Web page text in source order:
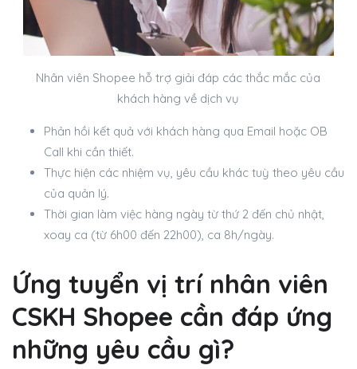
Nhân viên Shopee hỗ trợ giải đáp các thắc mắc của
khách hàng về dịch vụ
Phản hồi kết quả với khách hàng qua Email hoặc OB
Call khi cần thiết.
Thực hiện các nhiệm vụ, yêu cầu khác tuỳ theo yêu cầu
của quản lý.
Thời gian làm việc hàng ngày từ thứ 2 đến chủ nhật,
xoay ca (từ 6h00 đến 22h00), ca 8h/ngày.
Ứng tuyển vị trí nhân viên
CSKH Shopee cần đáp ứng
những yêu cầu gì?